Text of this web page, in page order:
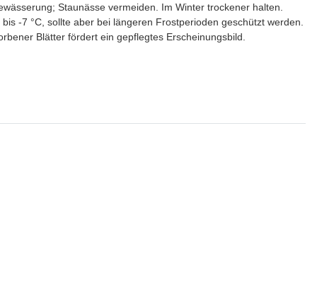
Staunässe vermeiden. Im Winter trockener halten.
-7 °C, sollte aber bei längeren Frostperioden geschützt werden.
Blätter fördert ein gepflegtes Erscheinungsbild.